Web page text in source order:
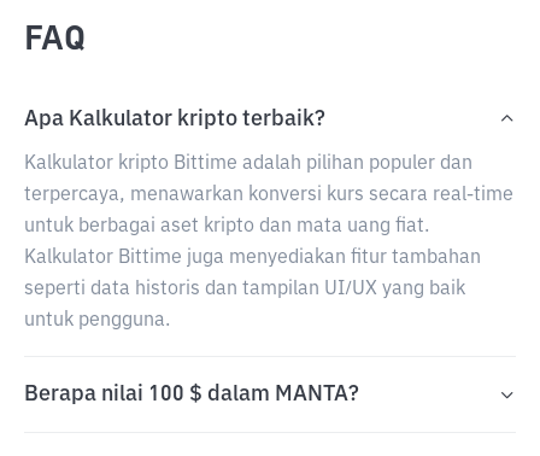
FAQ
Apa Kalkulator kripto terbaik?
Kalkulator kripto Bittime adalah pilihan populer dan
terpercaya, menawarkan konversi kurs secara real-time
untuk berbagai aset kripto dan mata uang fiat.
Kalkulator Bittime juga menyediakan fitur tambahan
seperti data historis dan tampilan UI/UX yang baik
untuk pengguna.
Berapa nilai 100 $ dalam MANTA?